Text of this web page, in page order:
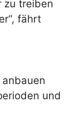
zu treiben
fährt
und